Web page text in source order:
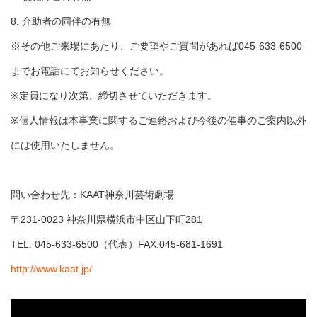
8. 介助者の同伴の有無
※その他ご来場にあたり、ご要望やご質問があれば045-633-6500
までお電話にてお知らせください。
※定員になり次第、締切させていただきます。
※個人情報は本事業に関するご連絡および今後の催事のご案内以外
には使用いたしません。
問い合わせ先：KAAT神奈川芸術劇場
〒231-0023 神奈川県横浜市中区山下町281
TEL. 045-633-6500（代表）FAX.045-681-1691
http://www.kaat.jp/